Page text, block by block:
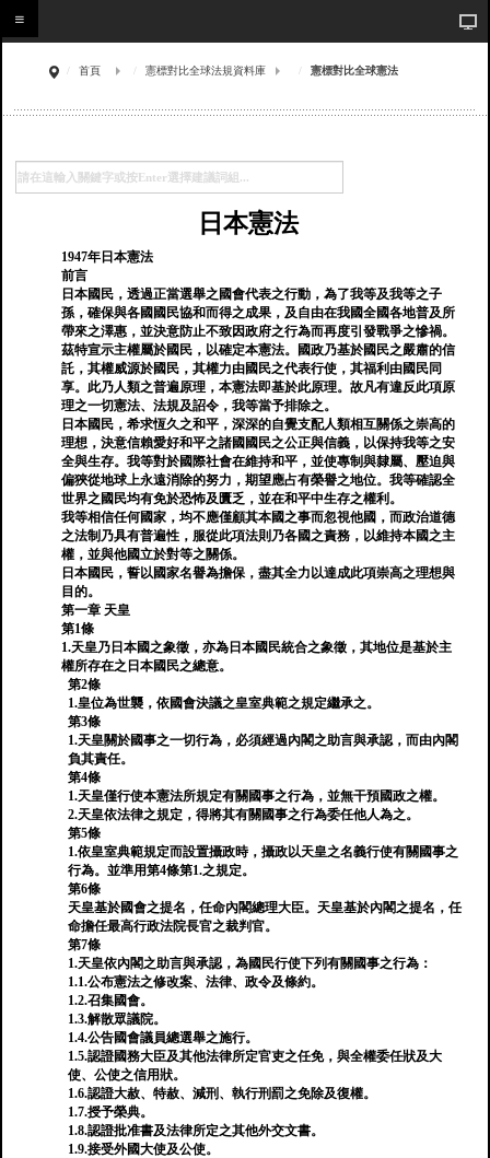
首頁 憲標對比全球法規資料庫 憲標對比全球憲法
日本憲法
1947年日本憲法
前言
日本國民，透過正當選舉之國會代表之行動，為了我等及我等之子
孫，確保與各國國民協和而得之成果，及自由在我國全國各地普及所
帶來之澤惠，並決意防止不致因政府之行為而再度引發戰爭之慘禍。
茲特宣示主權屬於國民，以確定本憲法。國政乃基於國民之嚴肅的信
託，其權威源於國民，其權力由國民之代表行使，其福利由國民同
享。此乃人類之普遍原理，本憲法即基於此原理。故凡有違反此項原
理之一切憲法、法規及詔令，我等當予排除之。
日本國民，希求恆久之和平，深深的自覺支配人類相互關係之崇高的
理想，決意信賴愛好和平之諸國國民之公正與信義，以保持我等之安
全與生存。我等對於國際社會在維持和平，並使專制與隸屬、壓迫與
偏狹從地球上永遠消除的努力，期望應占有榮譽之地位。我等確認全
世界之國民均有免於恐怖及匱乏，並在和平中生存之權利。
我等相信任何國家，均不應僅顧其本國之事而忽視他國，而政治道德
之法制乃具有普遍性，服從此項法則乃各國之責務，以維持本國之主
權，並與他國立於對等之關係。
日本國民，誓以國家名譽為擔保，盡其全力以達成此項崇高之理想與
目的。
第一章 天皇
第1條
1.天皇乃日本國之象徵，亦為日本國民統合之象徵，其地位是基於主
權所存在之日本國民之總意。
第2條
1.皇位為世襲，依國會決議之皇室典範之規定繼承之。
第3條
1.天皇關於國事之一切行為，必須經過內閣之助言與承認，而由內閣
負其責任。
第4條
1.天皇僅行使本憲法所規定有關國事之行為，並無干預國政之權。
2.天皇依法律之規定，得將其有關國事之行為委任他人為之。
第5條
1.依皇室典範規定而設置攝政時，攝政以天皇之名義行使有關國事之
行為。並準用第4條第1.之規定。
第6條
天皇基於國會之提名，任命內閣總理大臣。天皇基於內閣之提名，任
命擔任最高行政法院長官之裁判官。
第7條
1.天皇依內閣之助言與承認，為國民行使下列有關國事之行為：
1.1.公布憲法之修改案、法律、政令及條約。
1.2.召集國會。
1.3.解散眾議院。
1.4.公告國會議員總選舉之施行。
1.5.認證國務大臣及其他法律所定官吏之任免，與全權委任狀及大
使、公使之信用狀。
1.6.認證大赦、特赦、減刑、執行刑罰之免除及復權。
1.7.授予榮典。
1.8.認證批准書及法律所定之其他外交文書。
1.9.接受外國大使及公使。